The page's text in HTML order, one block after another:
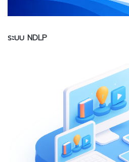
ระบบ NDLP